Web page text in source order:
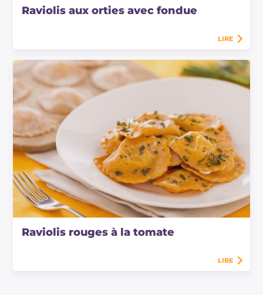
Raviolis aux orties avec fondue
LIRE
Raviolis rouges à la tomate
LIRE